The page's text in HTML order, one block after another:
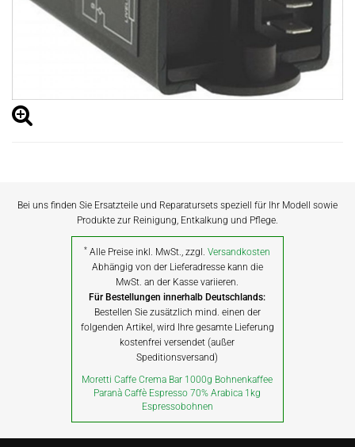
Bei uns finden Sie Ersatzteile und Reparatursets speziell für Ihr Modell sowie
Produkte zur Reinigung, Entkalkung und Pflege.
* Alle Preise inkl. MwSt., zzgl.Versandkosten
Abhängig von der Lieferadresse kann die
MwSt. an der Kasse variieren.
Für Bestellungen innerhalb Deutschlands:
Bestellen Sie zusätzlich mind. einen der
folgenden Artikel, wird Ihre gesamte Lieferung
kostenfrei versendet (außer
Speditionsversand)
Moretti Caffe Crema Bar 1000g Bohnenkaffee
Paranà Caffè Espresso 70% Arabica 1kg
Espressobohnen